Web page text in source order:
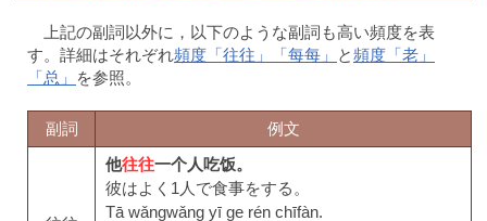
上記の副詞以外に，以下のような副詞も高い頻度を表
す。詳細はそれぞれ頻度「往往」「每每」 と頻度「老」
「总」
を参照。
副詞 例文
他往往一个人吃饭。
彼はよく1人で食事をする。
Tā wǎngwǎng yī ge rén chīfàn.